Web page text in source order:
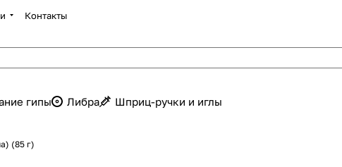
Контакты
гипы Либра Шприц-ручки и иглы
(85 г)